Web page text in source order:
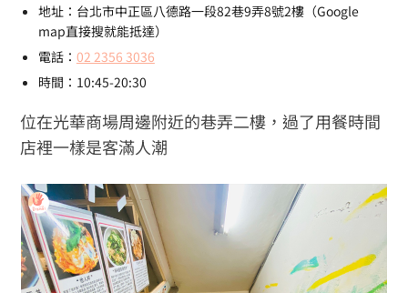
地址：台北市中正區八德路一段82巷9弄8號2樓（Google
map直接搜就能抵達）
電話： 02 2356 3036
時間：10:45-20:30
位在光華商場周邊附近的巷弄二樓，過了用餐時間
店裡一樣是客滿人潮